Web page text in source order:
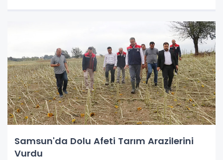
Samsun'da Dolu Afeti Tarım Arazilerini
Vurdu